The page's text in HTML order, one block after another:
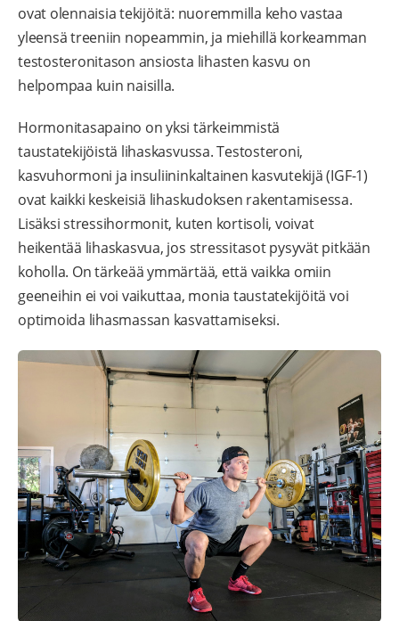
ovat olennaisia tekijöitä: nuoremmilla keho vastaa
yleensä treeniin nopeammin, ja miehillä korkeamman
testosteronitason ansiosta lihasten kasvu on
helpompaa kuin naisilla.
Hormonitasapaino on yksi tärkeimmistä
taustatekijöistä lihaskasvussa. Testosteroni,
kasvuhormoni ja insuliininkaltainen kasvutekijä (IGF-1)
ovat kaikki keskeisiä lihaskudoksen rakentamisessa.
Lisäksi stressihormonit, kuten kortisoli, voivat
heikentää lihaskasvua, jos stressitasot pysyvät pitkään
koholla. On tärkeää ymmärtää, että vaikka omiin
geeneihin ei voi vaikuttaa, monia taustatekijöitä voi
optimoida lihasmassan kasvattamiseksi.